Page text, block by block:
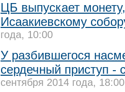
ЦБ выпускает
Исаакиевскому
года, 10:00
У разбившегося
сердечный приступ -
сентября 2014 года, 18:00